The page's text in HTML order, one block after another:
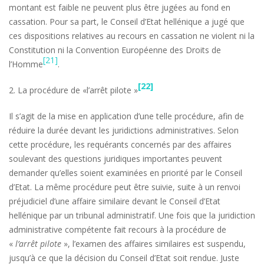
montant est faible ne peuvent plus être jugées au fond en
cassation. Pour sa part, le Conseil d’Etat hellénique a jugé que
ces dispositions relatives au recours en cassation ne violent ni la
Constitution ni la Convention Européenne des Droits de
l’Homme[21].
2. La procédure de «l’arrêt pilote »[22]
Il s’agit de la mise en application d’une telle procédure, afin de
réduire la durée devant les juridictions administratives. Selon
cette procédure, les requérants concernés par des affaires
soulevant des questions juridiques importantes peuvent
demander qu’elles soient examinées en priorité par le Conseil
d’Etat. La même procédure peut être suivie, suite à un renvoi
préjudiciel d’une affaire similaire devant le Conseil d’Etat
hellénique par un tribunal administratif. Une fois que la juridiction
administrative compétente fait recours à la procédure de
« l’arrêt pilote », l’examen des affaires similaires est suspendu,
jusqu’à ce que la décision du Conseil d’Etat soit rendue. Juste